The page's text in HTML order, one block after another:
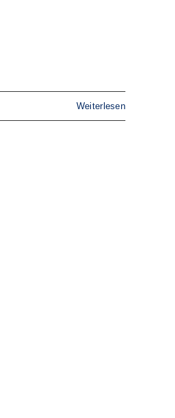
Weiterlesen